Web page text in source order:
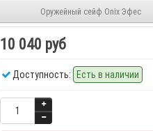
Оружейный сейф Onix Эфес
10 040 руб
Доступность: Есть в наличии